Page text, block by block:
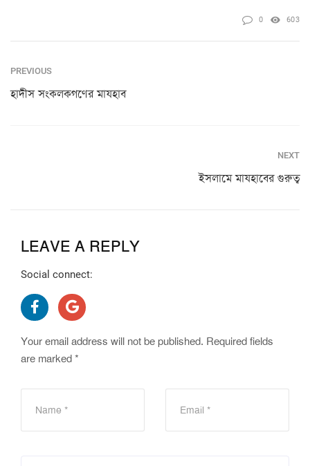
0 603
PREVIOUS
হাদীস সংকলকগণের মাযহাব
NEXT
ইসলামে মাযহাবের গুরুত্ব
LEAVE A REPLY
Social connect:
Your email address will not be published. Required fields
are marked *